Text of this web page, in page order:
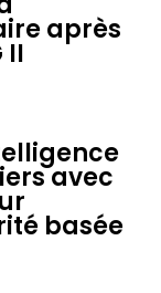
après
II
avec
basée